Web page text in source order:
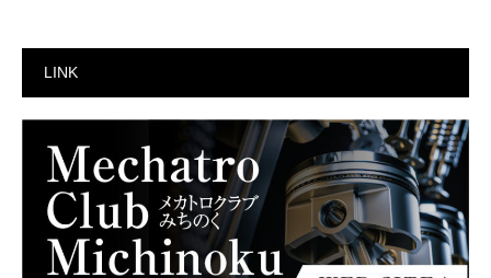
LINK